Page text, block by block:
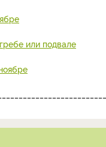
или подвале